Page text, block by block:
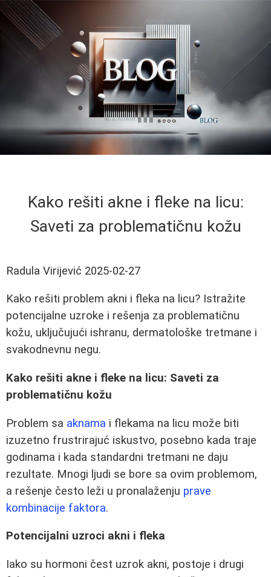
Kako rešiti akne i fleke na licu:
Saveti za problematičnu kožu
Radula Virijević 2025-02-27
Kako rešiti problem akni i fleka na licu? Istražite
potencijalne uzroke i rešenja za problematičnu
kožu, uključujući ishranu, dermatološke tretmane i
svakodnevnu negu.
Kako rešiti akne i fleke na licu: Saveti za
problematičnu kožu
Problem sa aknama i flekama na licu može biti
izuzetno frustrirajuć iskustvo, posebno kada traje
godinama i kada standardni tretmani ne daju
rezultate. Mnogi ljudi se bore sa ovim problemom,
a rešenje često leži u pronalaženju prave
kombinacije faktora.
Potencijalni uzroci akni i fleka
Iako su hormoni čest uzrok akni, postoje i drugi